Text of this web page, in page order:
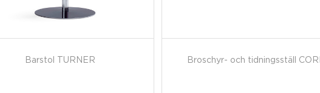
Barstol TURNER Broschyr- och tidningsställ